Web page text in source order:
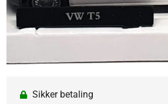
Sikker betaling